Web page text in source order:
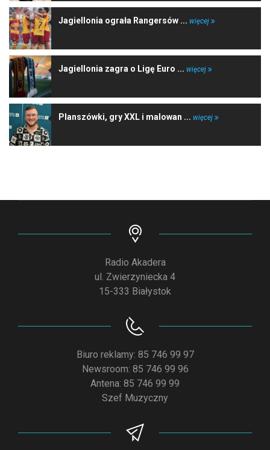
Jagiellonia ograła Rangersów ... więcej
Jagiellonia zagra o Ligę Euro ... więcej
Planszówki, gry XXL i malowan ... więcej
Radio Akadera
ul. Zwierzyniecka 4
15-333 Białystok
Biuro reklamy: 85 746 99 97
Newsroom: 85 746 99 96
Antena: 85 746 99 99
Szef Muzyczny